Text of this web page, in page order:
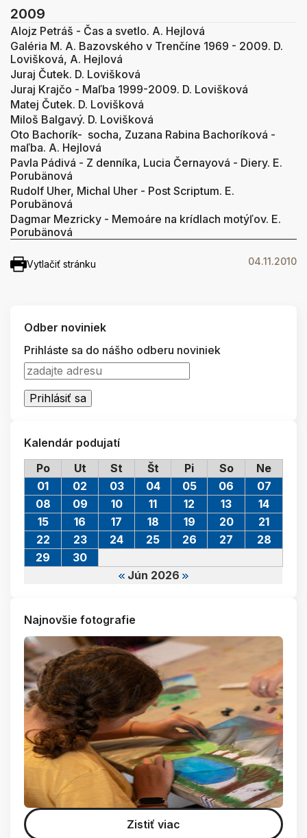
2009
Alojz Petráš - Čas a svetlo. A. Hejlová
Galéria M. A. Bazovského v Trenčíne 1969 - 2009. D.
Lovišková, A. Hejlová
Juraj Čutek. D. Lovišková
Juraj Krajčo - Maľba 1999-2009. D. Lovišková
Matej Čutek. D. Lovišková
Miloš Balgavý. D. Lovišková
Oto Bachorík- socha, Zuzana Rabina Bachoríková -
maľba. A. Hejlová
Pavla Pádivá - Z denníka, Lucia Černayová - Diery. E.
Porubänová
Rudolf Uher, Michal Uher - Post Scriptum. E.
Porubänová
Dagmar Mezricky - Memoáre na krídlach motýľov. E.
Porubänová
Vytlačiť stránku 04.11.2010
Odber noviniek
Prihláste sa do nášho odberu noviniek
Kalendár podujatí
Po
Ut St Št Pi So Ne
Jún 2026
01 02 03 04 05 06
07
08
09 10 11 12 13
14
15
16 17 18 19 20
21
22
23 24 25 26 27
28
29
30
Najnovšie fotografie
Zistiť viac